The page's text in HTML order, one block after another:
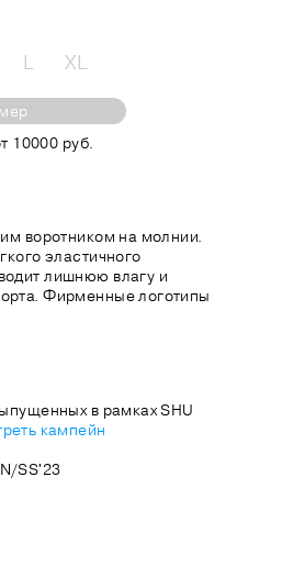
L XL
10000 руб.
воротником на молнии.
эластичного
лишнюю влагу и
Фирменные логотипы
в рамках SHU
кампейн
SS'23